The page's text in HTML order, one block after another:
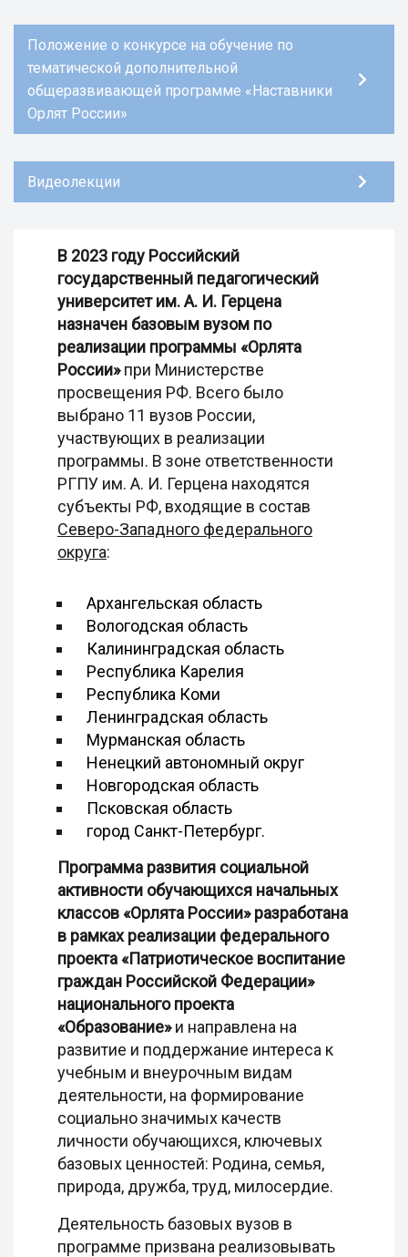
Положение о конкурсе на обучение по
тематической дополнительной
общеразвивающей программе «Наставники
Орлят России»
Видеолекции
В 2023 году Российский
государственный педагогический
университет им. А. И. Герцена
назначен базовым вузом по
реализации программы «Орлята
России»при Министерстве
просвещения РФ. Всего было
выбрано 11 вузов России,
участвующих в реализации
программы. В зоне ответственности
РГПУ им. А. И. Герцена находятся
субъекты РФ, входящие в состав
Северо-Западного федерального
округа:
Архангельская область
Вологодская область
Калининградская область
Республика Карелия
Республика Коми
Ленинградская область
Мурманская область
Ненецкий автономный округ
Новгородская область
Псковская область
город Санкт-Петербург.
Программа развития социальной
активности обучающихся начальных
классов «Орлята России» разработана
в рамках реализации федерального
проекта «Патриотическое воспитание
граждан Российской Федерации»
национального проекта
«Образование»и направлена на
развитие и поддержание интереса к
учебным и внеурочным видам
деятельности, на формирование
социально значимых качеств
личности обучающихся, ключевых
базовых ценностей: Родина, семья,
природа, дружба, труд, милосердие.
Деятельность базовых вузов в
программе призвана реализовывать